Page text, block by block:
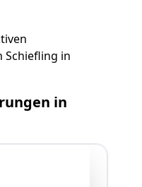
Schiefling in
in